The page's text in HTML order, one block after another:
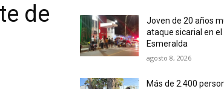
de
Joven de 20 años
ataque sicarial en el
Esmeralda
agosto 8, 2026
Más de 2.400